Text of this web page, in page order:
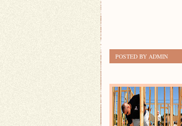
POSTED BY ADMIN